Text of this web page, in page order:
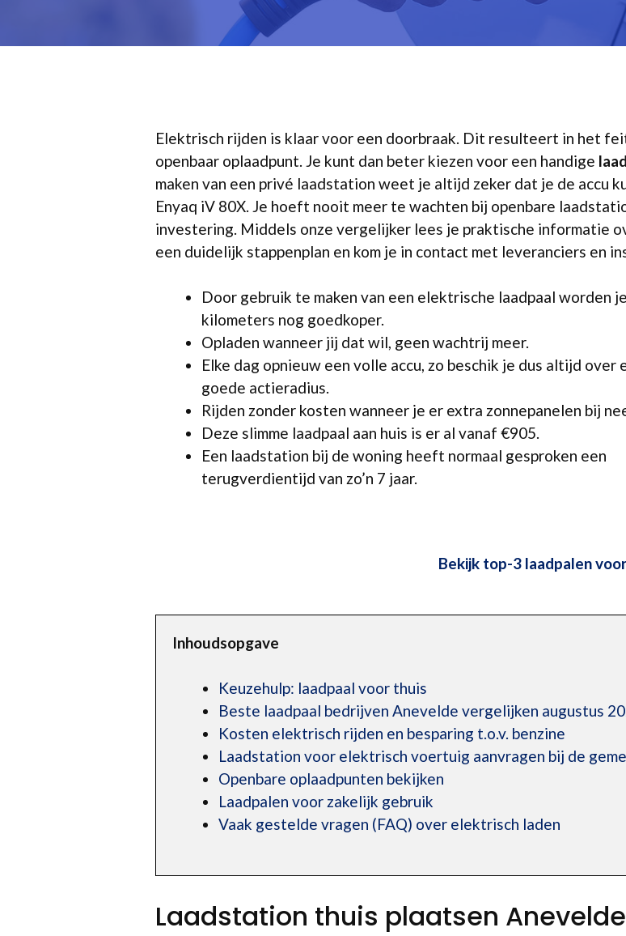
Elektrisch rijden is klaar voor een doorbraak. Dit resulteert in het
openbaar oplaadpunt. Je kunt dan beter kiezen voor een handige
maken van een privé laadstation weet je altijd zeker dat je de accu
Enyaq iV 80X. Je hoeft nooit meer te wachten bij openbare
investering. Middels onze vergelijker lees je praktische informatie
een duidelijk stappenplan en kom je in contact met leveranciers en
Door gebruik te maken van een elektrische laadpaal worden je
kilometers nog goedkoper.
Opladen wanneer jij dat wil, geen wachtrij meer.
Elke dag opnieuw een volle accu, zo beschik je dus altijd over
goede actieradius.
Rijden zonder kosten wanneer je er extra zonnepanelen bij
Deze slimme laadpaal aan huis is er al vanaf €905.
Een laadstation bij de woning heeft normaal gesproken een
terugverdientijd van zo’n 7 jaar.
Bekijk top-3 laadpalen
Inhoudsopgave
Keuzehulp: laadpaal voor thuis
Beste laadpaal bedrijven Anevelde vergelijken augustus
Kosten elektrisch rijden en besparing t.o.v. benzine
Laadstation voor elektrisch voertuig aanvragen bij de
Openbare oplaadpunten bekijken
Laadpalen voor zakelijk gebruik
Vaak gestelde vragen (FAQ) over elektrisch laden
Laadstation thuis plaatsen Anevelde